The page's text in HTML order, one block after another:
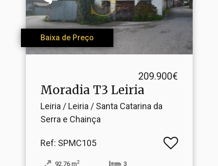
Baixa de Preço
209.900€
Moradia T3 Leiria
Leiria / Leiria / Santa Catarina da
Serra e Chainça
Ref: SPMC105
92.76 m2 3